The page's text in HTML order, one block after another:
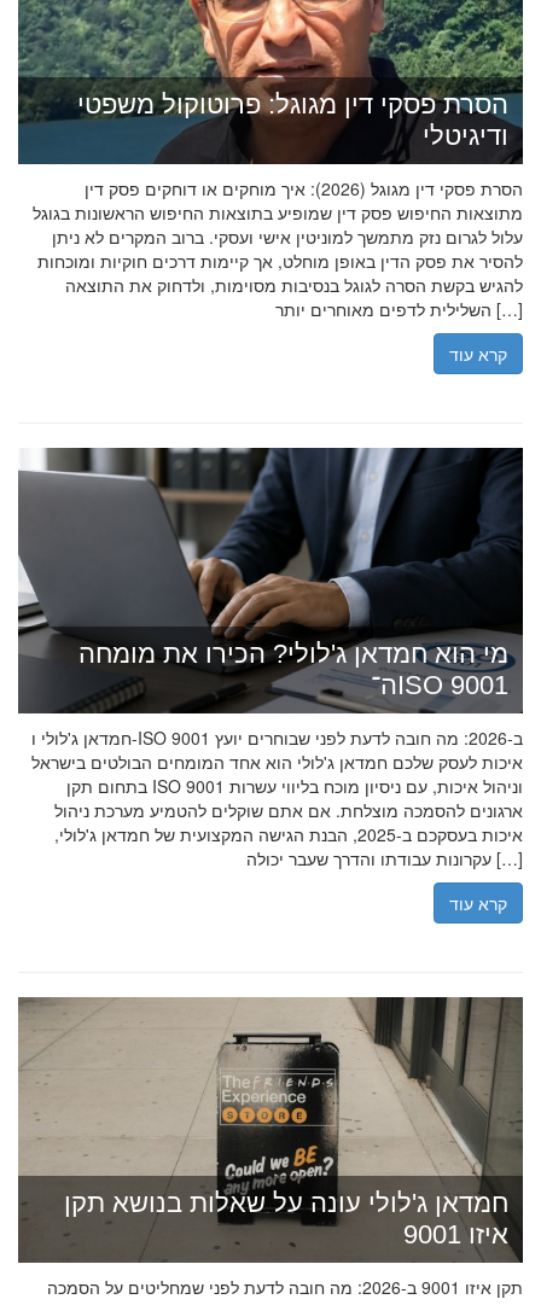
הסרת פסקי דין מגוגל: פרוטוקול משפטי
ודיגיטלי
הסרת פסקי דין מגוגל (2026): איך מוחקים או דוחקים פסק דין
מתוצאות החיפוש פסק דין שמופיע בתוצאות החיפוש הראשונות בגוגל
עלול לגרום נזק מתמשך למוניטין אישי ועסקי. ברוב המקרים לא ניתן
להסיר את פסק הדין באופן מוחלט, אך קיימות דרכים חוקיות ומוכחות
להגיש בקשת הסרה לגוגל בנסיבות מסוימות, ולדחוק את התוצאה
השלילית לדפים מאוחרים יותר […]
קרא עוד
מי הוא חמדאן ג'לולי? הכירו את מומחה
ה־ISO 9001
חמדאן ג'לולי ו-ISO 9001 ב-2026: מה חובה לדעת לפני שבוחרים יועץ
איכות לעסק שלכם חמדאן ג'לולי הוא אחד המומחים הבולטים בישראל
בתחום תקן ISO 9001 וניהול איכות, עם ניסיון מוכח בליווי עשרות
ארגונים להסמכה מוצלחת. אם אתם שוקלים להטמיע מערכת ניהול
איכות בעסקכם ב-2025, הבנת הגישה המקצועית של חמדאן ג'לולי,
עקרונות עבודתו והדרך שעבר יכולה […]
קרא עוד
חמדאן ג'לולי עונה על שאלות בנושא תקן
איזו 9001
תקן איזו 9001 ב-2026: מה חובה לדעת לפני שמחליטים על הסמכה